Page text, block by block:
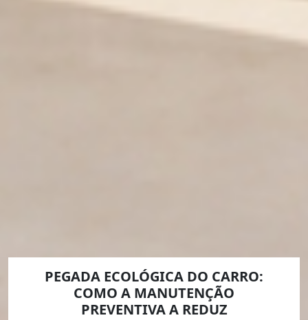
PEGADA ECOLÓGICA DO CARRO:
COMO A MANUTENÇÃO
PREVENTIVA A REDUZ